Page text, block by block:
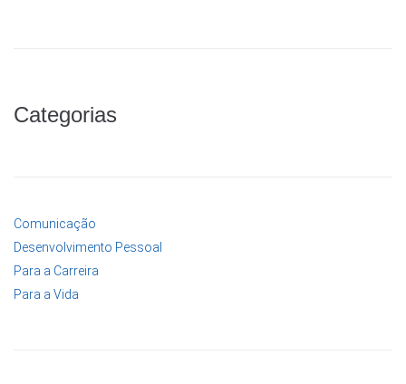
Categorias
Comunicação
Desenvolvimento Pessoal
Para a Carreira
Para a Vida